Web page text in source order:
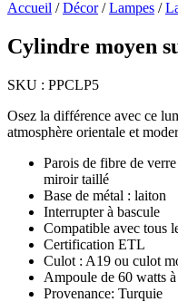
Accueil /Décor/Lampes /
Cylindre moyen
SKU : PPCLP5
Osez la différence avec ce
atmosphère orientale et
Parois de fibre de
miroir taillé
Base de métal : laiton
Interrupter à bascule
Compatible avec tous
Certification ETL
Culot : A19 ou culot
Ampoule de 60 watts
Provenance: Turquie